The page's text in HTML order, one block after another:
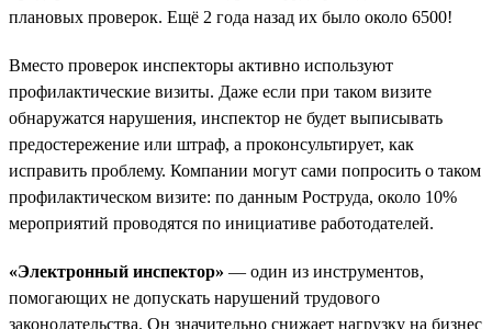
плановых проверок. Ещё 2 года назад их было около 6500!
Вместо проверок инспекторы активно используют
профилактические визиты. Даже если при таком визите
обнаружатся нарушения, инспектор не будет выписывать
предостережение или штраф, а проконсультирует, как
исправить проблему. Компании могут сами попросить о таком
профилактическом визите: по данным Роструда, около 10%
мероприятий проводятся по инициативе работодателей.
«Электронный инспектор» — один из инструментов,
помогающих не допускать нарушений трудового
законодательства. Он значительно снижает нагрузку на бизнес